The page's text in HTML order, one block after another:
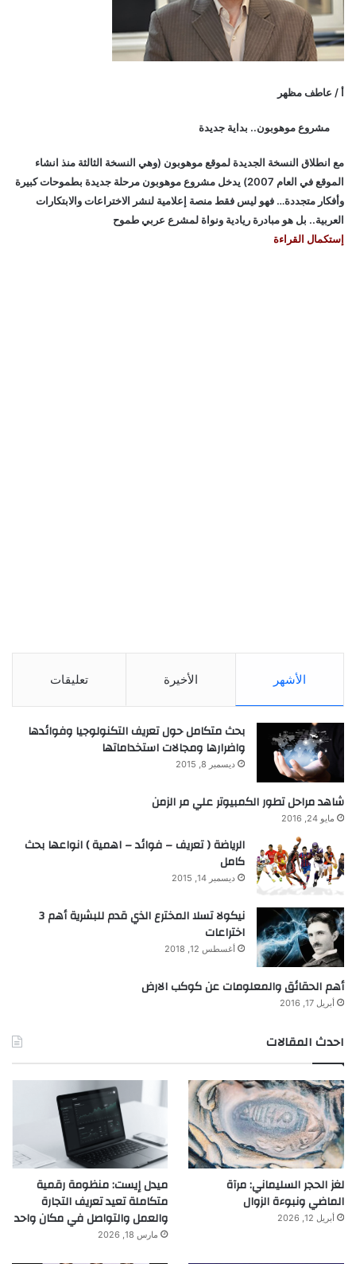
أ / عاطف مظهر
مشروع موهوبون.. بداية جديدة
مع انطلاق النسخة الجديدة لموقع موهوبون (وهي النسخة الثالثة منذ انشاء
الموقع في العام 2007) يدخل مشروع موهوبون مرحلة جديدة بطموحات كبيرة
وأفكار متجددة… فهو ليس فقط منصة إعلامية لنشر الاختراعات والابتكارات
العربية.. بل هو مبادرة ريادية ونواة لمشرع عربي طموح
إستكمال القراءة
الأشهر الأخيرة تعليقات
بحث متكامل حول تعريف التكنولوجيا وفوائدها
واضرارها ومجالات استخداماتها
ديسمبر 8, 2015
شاهد مراحل تطور الكمبيوتر علي مر الزمن
مايو 24, 2016
الرياضة ( تعريف – فوائد – اهمية ) انواعها بحث
كامل
ديسمبر 14, 2015
نيكولا تسلا المخترع الذي قدم للبشرية أهم 3
اختراعات
أغسطس 12, 2018
أهم الحقائق والمعلومات عن كوكب الارض
أبريل 17, 2016
احدث المقالات
لغز الحجر السليماني: مرآة
الماضي ونبوءة الزوال
أبريل 12, 2026
ميدل إيست: منظومة رقمية
متكاملة تعيد تعريف التجارة
والعمل والتواصل في مكان واحد
مارس 18, 2026